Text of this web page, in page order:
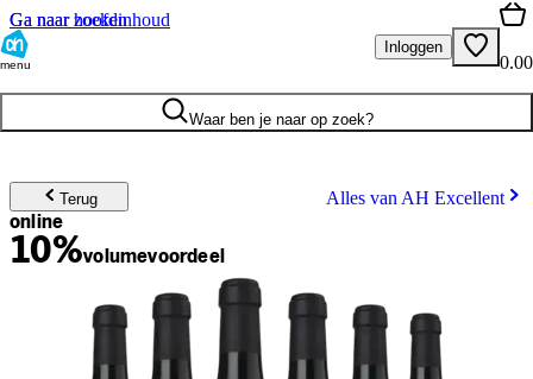
Ga naar hoofdinhoud
Ga naar zoeken
menu
Inloggen
0.00
Waar ben je naar op zoek?
Terug Alles van AH Excellent
online
10%volumevoordeel